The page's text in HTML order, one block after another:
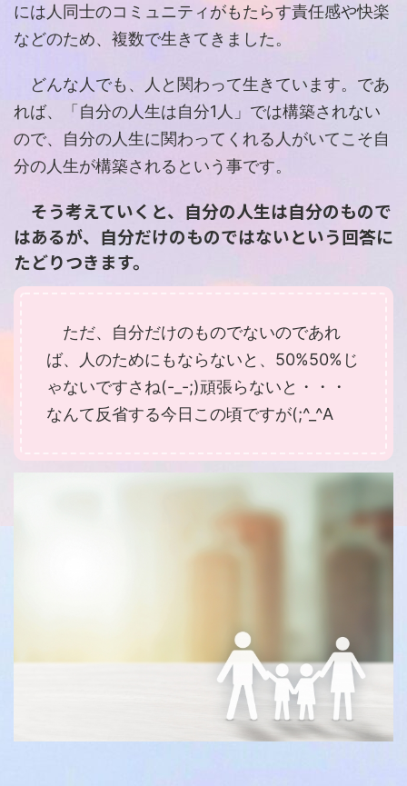
には人同士のコミュニティがもたらす責任感や快楽
などのため、複数で生きてきました。
どんな人でも、人と関わって生きています。であ
れば、「自分の人生は自分1人」では構築されない
ので、自分の人生に関わってくれる人がいてこそ自
分の人生が構築されるという事です。
そう考えていくと、自分の人生は自分のもので
はあるが、自分だけのものではないという回答に
たどりつきます。
ただ、自分だけのものでないのであれ
ば、人のためにもならないと、50%50%じ
ゃないですさね(-_-;)頑張らないと・・・
なんて反省する今日この頃ですが(;^_^A